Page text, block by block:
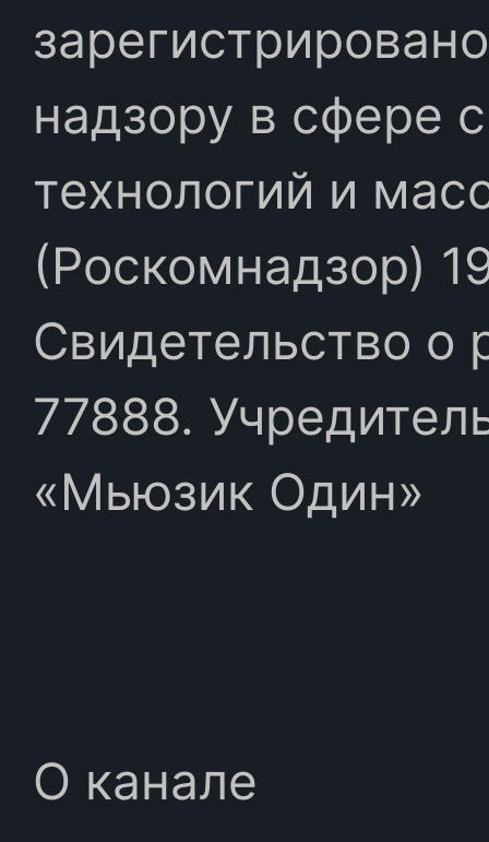
надзору в сфере
технологий и
(Роскомнадзор)
Свидетельство
77888.
«Мьюзик Один»
О канале